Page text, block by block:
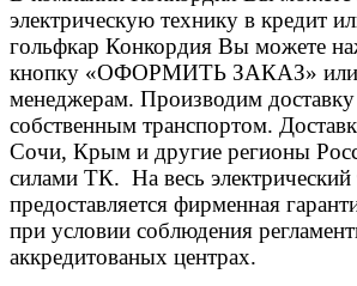
электрическую технику в кредит
гольфкар Конкордия Вы можете
кнопку «ОФОРМИТЬ ЗАКАЗ» или
менеджерам. Производим
собственным транспортом.
Сочи, Крым и другие регионы
силами ТК. На весь электрический
предоставляется фирменная
при условии соблюдения
аккредитованых центрах.